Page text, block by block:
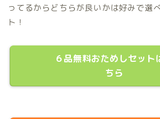
ってるからどちらが良いかは好みで選
ト！
６品無料おためしセット
ちら